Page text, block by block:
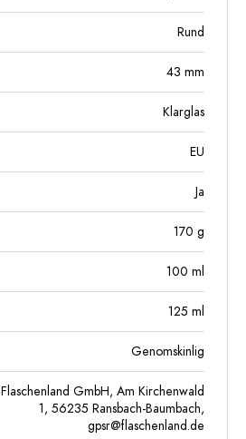
Rund
43 mm
Klarglas
EU
Ja
170 g
100 ml
125 ml
Genomskinlig
Flaschenland GmbH, Am Kirchenwald
1, 56235 Ransbach-Baumbach,
gpsr@flaschenland.de